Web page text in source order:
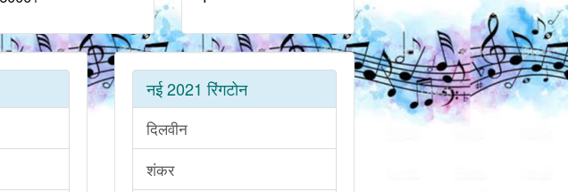
नई 2021 रिंगटोन
दिलवीन
शंकर